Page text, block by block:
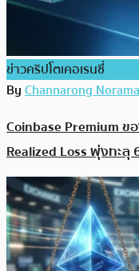
ข่าวคริปโตเคอเรนซี่
ByChannarong
Coinbase Premium
Realized Loss พุ่งทะ